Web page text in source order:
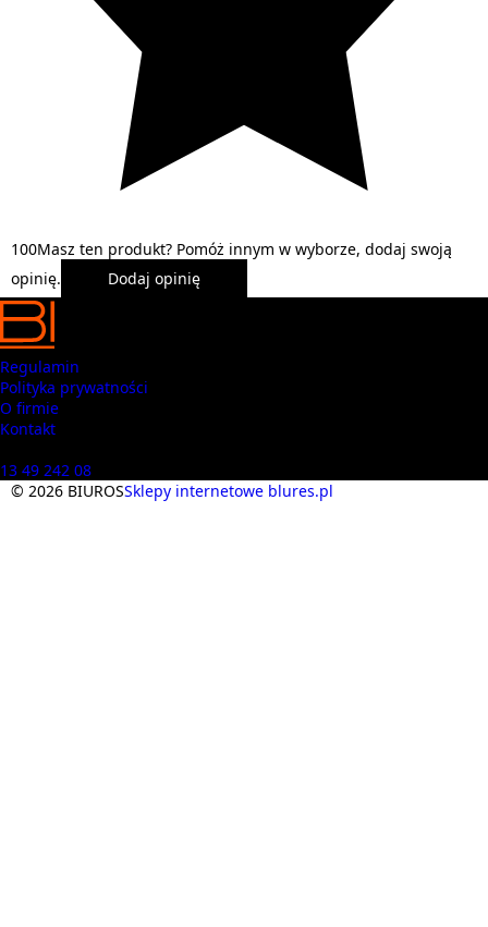
100Masz ten produkt? Pomóż innym w wyborze, dodaj swoją
opinię.
Dodaj opinię
Regulamin
Polityka prywatności
O firmie
Kontakt
13 49 242 08
© 2026 BIUROSSklepy internetowe blures.pl